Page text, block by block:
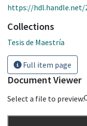
https://hdl.handle.net/
Collections
Tesis de Maestría
Full item page
Document Viewer
Select a file to preview: